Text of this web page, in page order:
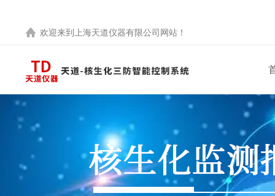
欢迎来到 上海天道仪器有限公司 网站！